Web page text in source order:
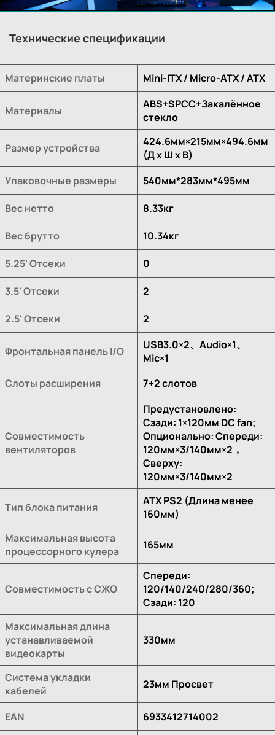
Технические спецификации
Материнские платы Mini-ITX / Micro-ATX / ATX
Материалы
ABS+SPCC+Закалённое
стекло
Размер устройства
424.6мм×215мм×494.6мм
(Д х Ш х В)
Упаковочные размеры
540мм*283мм*495мм
Вес нетто 8.33кг
Вес брутто 10.34кг
5.25' Отсеки 0
3.5' Отсеки 2
2.5' Отсеки 2
Фронтальная панель I/O
USB3.0×2、Audio×1、
Mic×1
Слоты расширения
7+2 слотов
Совместимость
вентиляторов
Предустановлено:
Сзади: 1×120мм DC fan;
Опционально: Спереди:
120мм×3/140мм×2，
Сверху:
120мм×3/140мм×2
Тип блока питания
ATX PS2 (Длина менее
160мм)
Максимальная высота
процессорного кулера
165мм
Совместимость с СЖО
Спереди:
120/140/240/280/360;
Сзади: 120
Максимальная длина
устанавливаемой
видеокарты
330мм
Система укладки
кабелей
23мм Просвет
EAN 6933412714002